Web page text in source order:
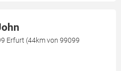
Erfurt (44km von 99099